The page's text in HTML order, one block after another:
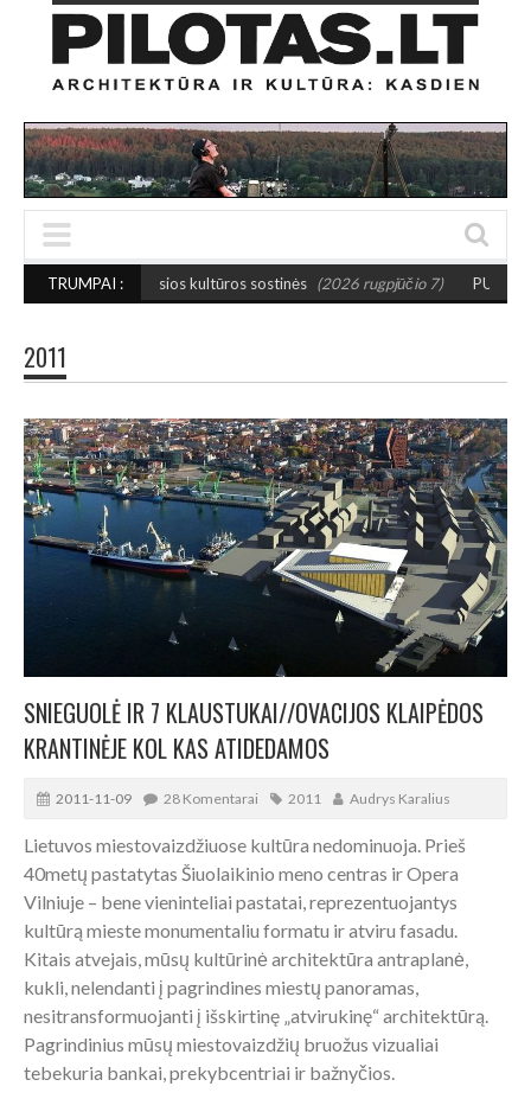
TRUMPAI :
mažosios kultūros sostinės (2026 rugpjūčio 7) PUSIAUSVYROS
2011
SNIEGUOLĖ IR 7 KLAUSTUKAI//OVACIJOS KLAIPĖDOS
KRANTINĖJE KOL KAS ATIDEDAMOS
2011-11-09 28 Komentarai 2011 Audrys Karalius
Lietuvos miestovaizdžiuose kultūra nedominuoja. Prieš
40metų pastatytas Šiuolaikinio meno centras ir Opera
Vilniuje – bene vieninteliai pastatai, reprezentuojantys
kultūrą mieste monumentaliu formatu ir atviru fasadu.
Kitais atvejais, mūsų kultūrinė architektūra antraplanė,
kukli, nelendanti į pagrindines miestų panoramas,
nesitransformuojanti į išskirtinę „atvirukinę“ architektūrą.
Pagrindinius mūsų miestovaizdžių bruožus vizualiai
tebekuria bankai, prekybcentriai ir bažnyčios.